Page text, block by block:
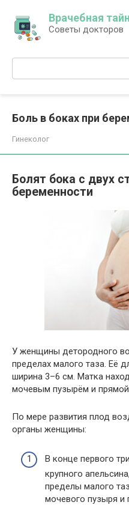
контенту
Врачебная
Советы докторов
Поиск:
Боль в боках при
Гинеколог
Болят бока с двух
беременности
У женщины детородного
пределах малого таза. Её
ширина 3–6 см. Матка
мочевым пузырём и
По мере развития плод
органы женщины:
В конце первого
крупного
пределы малого
мочевого пузыря и